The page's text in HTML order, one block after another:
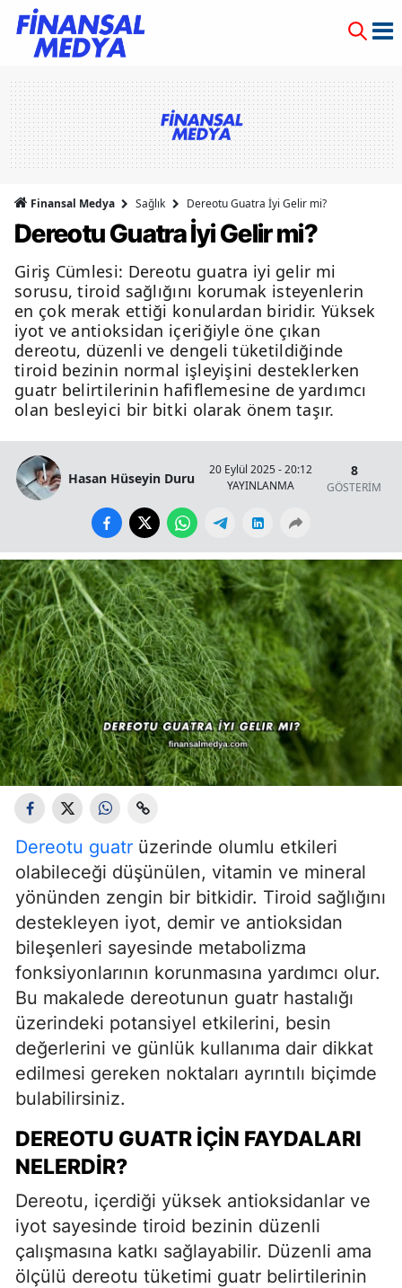
Finansal Medya Sağlık Dereotu Guatra İyi Gelir mi?
Dereotu Guatra İyi Gelir mi?
Giriş Cümlesi: Dereotu guatra iyi gelir mi
sorusu, tiroid sağlığını korumak isteyenlerin
en çok merak ettiği konulardan biridir. Yüksek
iyot ve antioksidan içeriğiyle öne çıkan
dereotu, düzenli ve dengeli tüketildiğinde
tiroid bezinin normal işleyişini desteklerken
guatr belirtilerinin hafiflemesine de yardımcı
olan besleyici bir bitki olarak önem taşır.
Hasan Hüseyin Duru
20 Eylül 2025 - 20:12
YAYINLANMA
8
GÖSTERİM
Dereotu guatr üzerinde olumlu etkileri
olabileceği düşünülen, vitamin ve mineral
yönünden zengin bir bitkidir. Tiroid sağlığını
destekleyen iyot, demir ve antioksidan
bileşenleri sayesinde metabolizma
fonksiyonlarının korunmasına yardımcı olur.
Bu makalede dereotunun guatr hastalığı
üzerindeki potansiyel etkilerini, besin
değerlerini ve günlük kullanıma dair dikkat
edilmesi gereken noktaları ayrıntılı biçimde
bulabilirsiniz.
DEREOTU GUATR İÇIN FAYDALARI
NELERDIR?
Dereotu, içerdiği yüksek antioksidanlar ve
iyot sayesinde tiroid bezinin düzenli
çalışmasına katkı sağlayabilir. Düzenli ama
ölçülü dereotu tüketimi guatr belirtilerinin